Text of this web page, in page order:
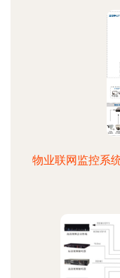
物业联网监控系